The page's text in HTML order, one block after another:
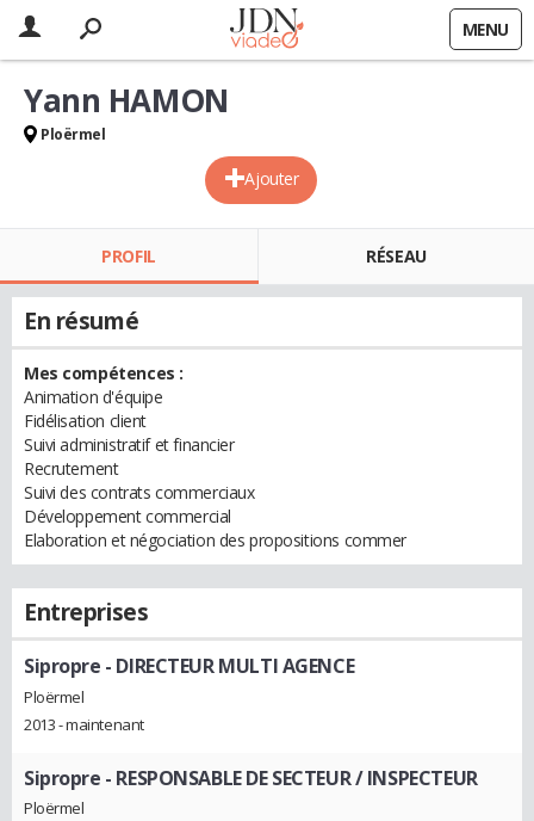
MENU
Ajouter
Yann HAMON
Ploërmel
PROFIL RÉSEAU
En résumé
Mes compétences :
Animation d'équipe
Fidélisation client
Suivi administratif et financier
Recrutement
Suivi des contrats commerciaux
Développement commercial
Elaboration et négociation des propositions commer
Entreprises
Sipropre - DIRECTEUR MULTI AGENCE
Ploërmel
2013 - maintenant
Sipropre - RESPONSABLE DE SECTEUR / INSPECTEUR
Ploërmel